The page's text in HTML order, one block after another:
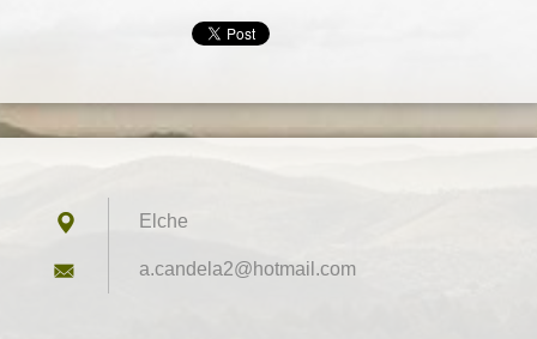
Elche
a.candel a2@hotmail.com